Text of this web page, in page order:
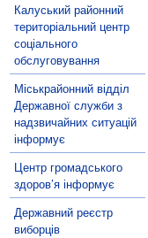
Калуський районний
територіальний центр
соціального
обслуговування
Міськрайонний відділ
Державної служби з
надзвичайних ситуацій
інформує
Центр громадського
здоров’я інформує
Державний реєстр
виборців